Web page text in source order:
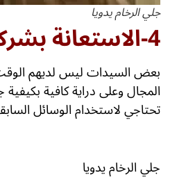
جلي الرخام يدويا
4-الاستعانة بشركات تنظيف وجلي الرخام:
بعض السيدات ليس لديهم
المجال وعلى دراية كافية
تحتاجي لاستخدام الوسائل
جلي الرخام يدويا